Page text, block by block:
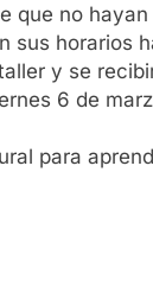
que no
sus horarios
y se
6 de
para